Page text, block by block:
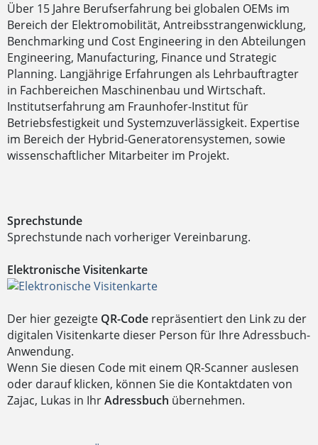
Über 15 Jahre Berufserfahrung bei globalen OEMs im
Bereich der Elektromobilität, Antreibsstrangenwicklung,
Benchmarking und Cost Engineering in den Abteilungen
Engineering, Manufacturing, Finance und Strategic
Planning. Langjährige Erfahrungen als Lehrbauftragter
in Fachbereichen Maschinenbau und Wirtschaft.
Institutserfahrung am Fraunhofer-Institut für
Betriebsfestigkeit und Systemzuverlässigkeit. Expertise
im Bereich der Hybrid-Generatorensystemen, sowie
wissenschaftlicher Mitarbeiter im Projekt.
Sprechstunde
Sprechstunde nach vorheriger Vereinbarung.
Elektronische Visitenkarte
Der hier gezeigte QR-Code repräsentiert den Link zu der
digitalen Visitenkarte dieser Person für Ihre Adressbuch-
Anwendung.
Wenn Sie diesen Code mit einem QR-Scanner auslesen
oder darauf klicken, können Sie die Kontaktdaten von
Zajac, Lukas in IhrAdressbuch übernehmen.